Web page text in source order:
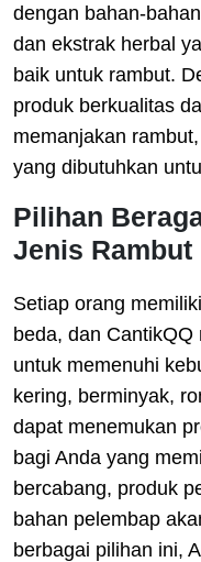
dengan bahan-
dan ekstrak herbal
baik untuk rambut.
produk berkualitas
memanjakan
yang dibutuhkan
Pilihan
Jenis Rambut
Setiap orang
beda, dan
untuk memenuhi
kering, berminyak,
dapat menemukan
bagi Anda yang
bercabang, produk
bahan pelembap
berbagai pilihan ini,